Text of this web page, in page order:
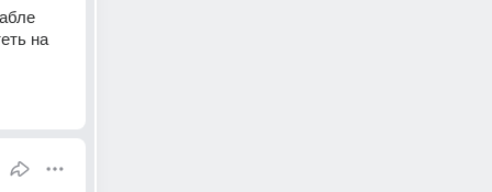
на